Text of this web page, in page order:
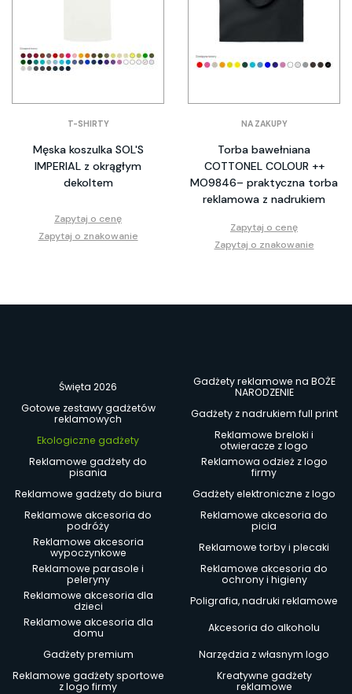
T-SHIRTY
Męska koszulka SOL'S
IMPERIAL z okrągłym
dekoltem
Zapytaj o cenę
Zapytaj o znakowanie
NA ZAKUPY
Torba bawełniana
COTTONEL COLOUR ++
MO9846– praktyczna torba
reklamowa z nadrukiem
Zapytaj o cenę
Zapytaj o znakowanie
Święta 2026
Gadżety reklamowe na BOŻE
NARODZENIE
Gotowe zestawy gadżetów
reklamowych
Gadżety z nadrukiem full print
Ekologiczne gadżety
Reklamowe breloki i
otwieracze z logo
Reklamowe gadżety do
pisania
Reklamowa odzież z logo
firmy
Reklamowe gadżety do biura
Gadżety elektroniczne z logo
Reklamowe akcesoria do
podróży
Reklamowe akcesoria do
picia
Reklamowe akcesoria
wypoczynkowe
Reklamowe torby i plecaki
Reklamowe parasole i
peleryny
Reklamowe akcesoria do
ochrony i higieny
Reklamowe akcesoria dla
dzieci
Poligrafia, nadruki reklamowe
Reklamowe akcesoria dla
domu
Akcesoria do alkoholu
Gadżety premium
Narzędzia z własnym logo
Reklamowe gadżety sportowe
z logo firmy
Kreatywne gadżety
reklamowe